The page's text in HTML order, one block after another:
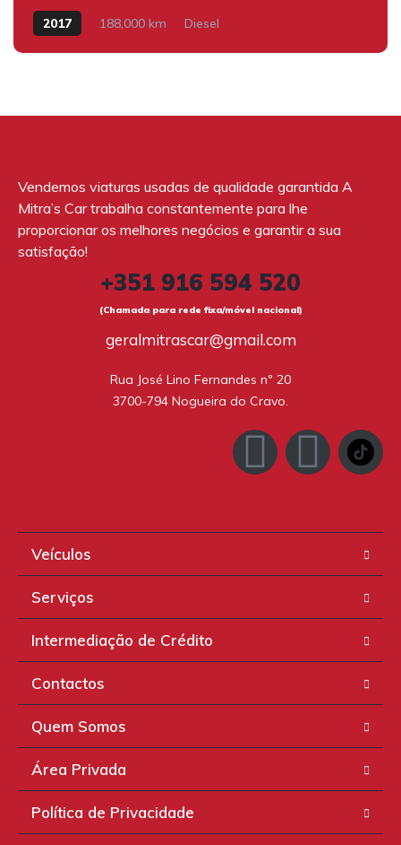
2017 188,000 km Diesel
Vendemos viaturas usadas de qualidade garantida A
Mitra’s Car trabalha constantemente para lhe
proporcionar os melhores negócios e garantir a sua
satisfação!
+351 916 594 520
(Chamada para rede fixa/móvel nacional)
geralmitrascar@gmail.com
Rua José Lino Fernandes nº 20
3700-794 Nogueira do Cravo.
Veículos
Serviços
Intermediação de Crédito
Contactos
Quem Somos
Área Privada
Política de Privacidade